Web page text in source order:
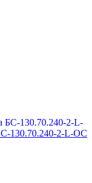
130.70.240-2-L-ОС